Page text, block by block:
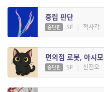
중립 판단
중단편 SF | 적사각
편의점 로봇, 아시모
중단편 SF | 신진오